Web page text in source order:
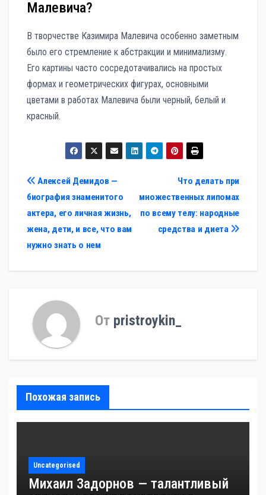
Малевича?
В творчестве Казимира Малевича особенно заметным
было его стремление к абстракции и минимализму.
Его картины часто сосредотачивались на простых
формах и геометрических фигурах, основными
цветами в работах Малевича были черный, белый и
красный.
Навигация
по
записям
Что делать при
множественных липомах
по всему телу: народные
средства и диета
Алексей Демидов —
биография знаменитого
актера, его личная жизнь,
жена, дети, и все, что вам
нужно знать о нем
От pristroykin_
Похожая запись
Uncategorised
Михаил Задорнов — талантливый